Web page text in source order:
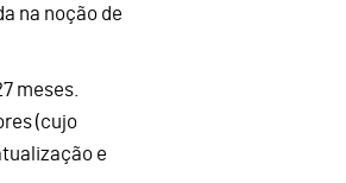
na noção de
meses.
(cujo
e